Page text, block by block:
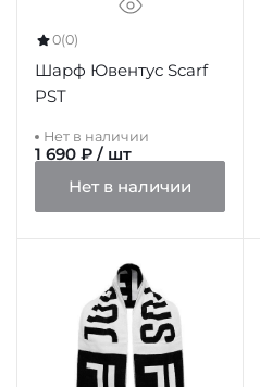
0(0)
Шарф Ювентус Scarf
PST
Нет в наличии
1 690 ₽ / шт
Нет в наличии